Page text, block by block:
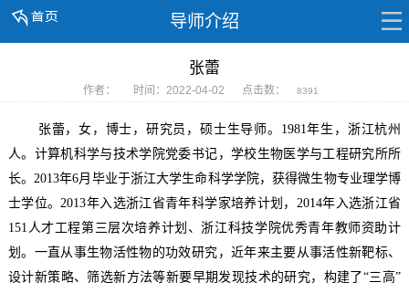
导师介绍
张蕾
作者： 时间：2022-04-02 点击数： 8391
张蕾，女，博士，研究员，硕士生导师。 1981年生，浙江杭州
人。计算机科学与技术学院党委书记，学校生物医学与工程研究所所
长。 2013年6月毕业于浙江大学生命科学学院，获得微生物专业理学博
士学位。 2013年入选浙江省青年科学家培养计划， 2014年入选浙江省
151 人才工程第三层次培养计划、浙江科技学院优秀青年教师资助计
划。一直从事生物活性物的功效研究，近年来主要从事活性新靶标、
设计新策略、筛选新方法等新要早期发现技术的研究，构建了“三高”